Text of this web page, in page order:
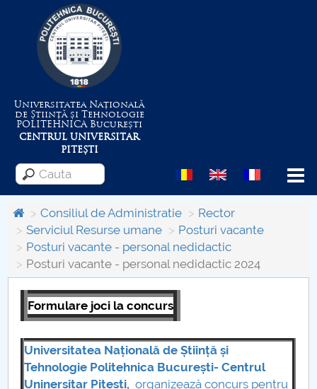
Universitatea Națională
de Știință și Tehnologie
POLITEHNICABucurești
CENTRUL UNIVERSITAR
PITEȘTI
Menu
Despre Universitate
Centrul de Management al Proiectelor
Consiliul de Administratie
Nr. de telefon si adrese Facultăți
Admitere
Consiliul de Administratie
Rector
Serviciul Resurse umane
Posturi vacante
Posturi vacante - personal nedidactic
Posturi vacante - personal nedidactic 2024
Formulare joci la concurs
Universitatea Națională de Știință și
Tehnologie Politehnica București- Centrul
Uninersitar Pitești, organizează concurs pentru